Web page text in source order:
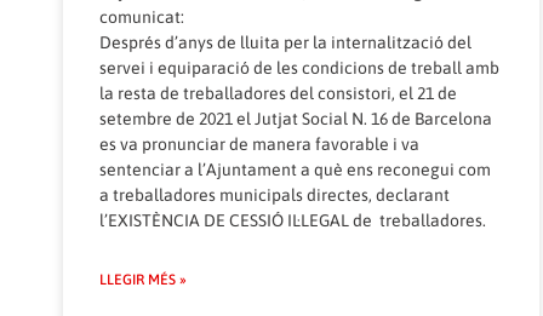
comunicat:
Després d’anys de lluita per la internalització del
servei i equiparació de les condicions de treball amb
la resta de treballadores del consistori, el 21 de
setembre de 2021 el Jutjat Social N. 16 de Barcelona
es va pronunciar de manera favorable i va
sentenciar a l’Ajuntament a què ens reconegui com
a treballadores municipals directes, declarant
l’EXISTÈNCIA DE CESSIÓ IL·LEGAL de treballadores.
LLEGIR MÉS »